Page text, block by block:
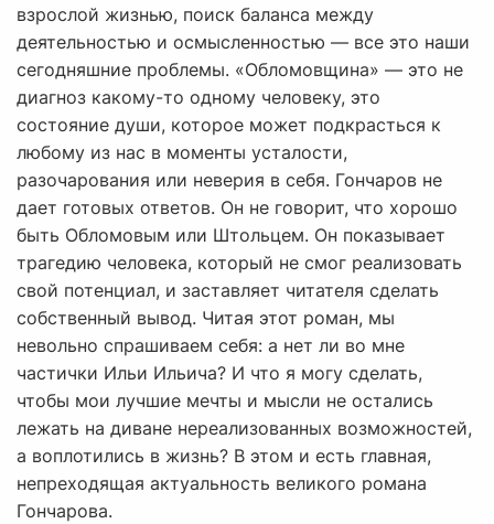
взрослой жизнью, поиск баланса между
деятельностью и осмысленностью — все это наши
сегодняшние проблемы. «Обломовщина» — это не
диагноз какому-то одному человеку, это
состояние души, которое может подкрасться к
любому из нас в моменты усталости,
разочарования или неверия в себя. Гончаров не
дает готовых ответов. Он не говорит, что хорошо
быть Обломовым или Штольцем. Он показывает
трагедию человека, который не смог реализовать
свой потенциал, и заставляет читателя сделать
собственный вывод. Читая этот роман, мы
невольно спрашиваем себя: а нет ли во мне
частички Ильи Ильича? И что я могу сделать,
чтобы мои лучшие мечты и мысли не остались
лежать на диване нереализованных возможностей,
а воплотились в жизнь? В этом и есть главная,
непреходящая актуальность великого романа
Гончарова.